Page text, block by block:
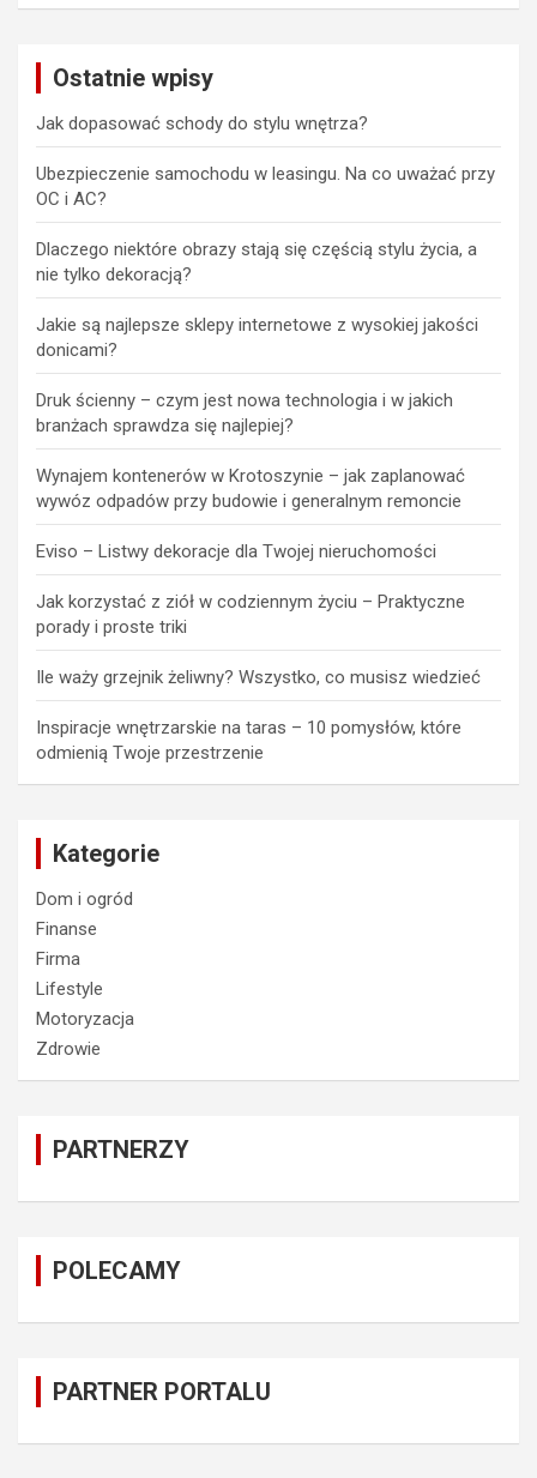
Ostatnie wpisy
Jak dopasować schody do stylu wnętrza?
Ubezpieczenie samochodu w leasingu. Na co uważać przy
OC i AC?
Dlaczego niektóre obrazy stają się częścią stylu życia, a
nie tylko dekoracją?
Jakie są najlepsze sklepy internetowe z wysokiej jakości
donicami?
Druk ścienny – czym jest nowa technologia i w jakich
branżach sprawdza się najlepiej?
Wynajem kontenerów w Krotoszynie – jak zaplanować
wywóz odpadów przy budowie i generalnym remoncie
Eviso – Listwy dekoracje dla Twojej nieruchomości
Jak korzystać z ziół w codziennym życiu – Praktyczne
porady i proste triki
Ile waży grzejnik żeliwny? Wszystko, co musisz wiedzieć
Inspiracje wnętrzarskie na taras – 10 pomysłów, które
odmienią Twoje przestrzenie
Kategorie
Dom i ogród
Finanse
Firma
Lifestyle
Motoryzacja
Zdrowie
PARTNERZY
POLECAMY
PARTNER PORTALU